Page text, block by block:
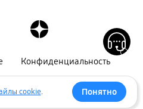
Конфиденциальность
cookie. Понятно